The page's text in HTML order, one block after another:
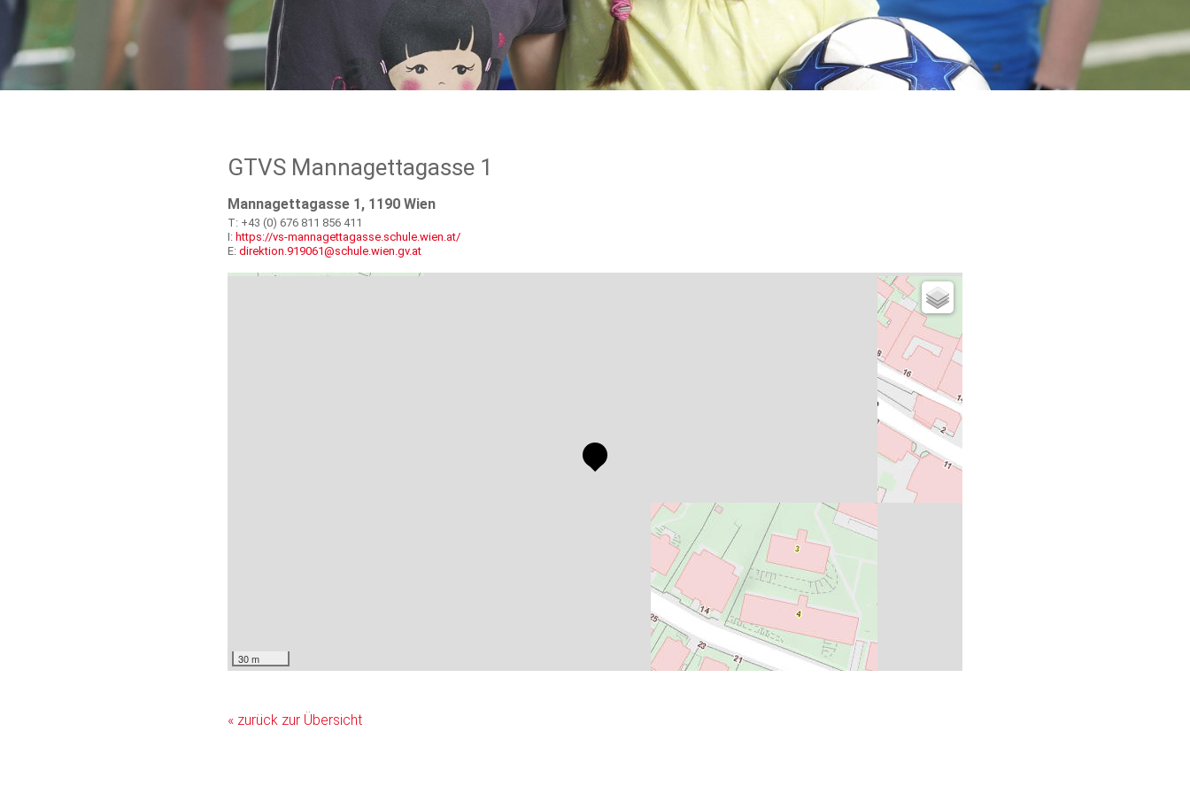
GTVS Mannagettagasse 1
Mannagettagasse 1, 1190 Wien
T: +43 (0) 676 811 856 411
I: https://vs-mannagettagasse.schule.wien.at/
E: direktion.919061@schule.wien.gv.at
30 m
« zurück zur Übersicht